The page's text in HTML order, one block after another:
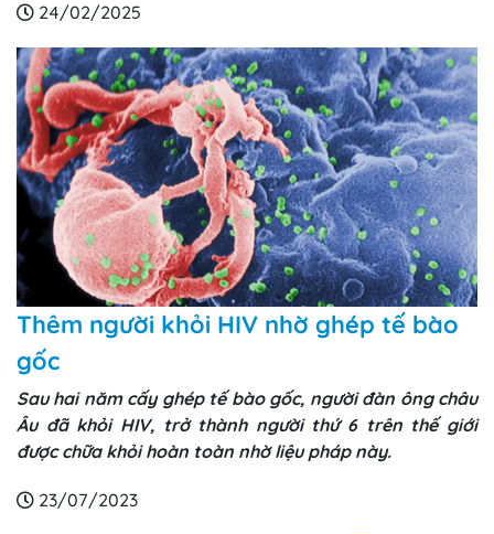
24/02/2025
Thêm người khỏi HIV nhờ ghép tế bào
gốc
Sau hai năm cấy ghép tế bào gốc, người đàn ông châu
Âu đã khỏi HIV, trở thành người thứ 6 trên thế giới
được chữa khỏi hoàn toàn nhờ liệu pháp này.
23/07/2023